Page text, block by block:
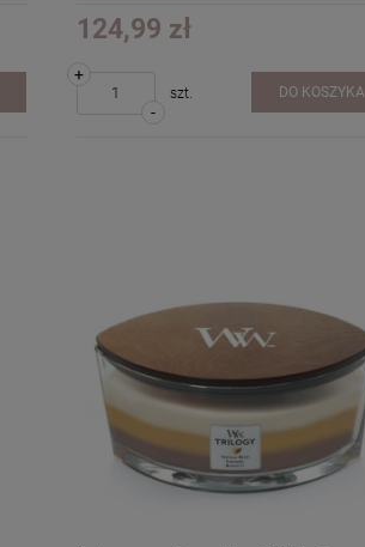
124,99 zł
-
+
szt. DO KOSZYKA